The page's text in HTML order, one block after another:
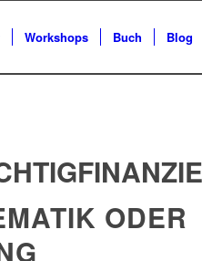
Workshops Buch Blog
ODER